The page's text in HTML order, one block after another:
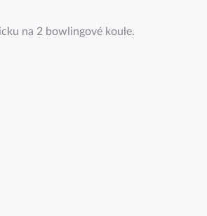
na 2 bowlingové koule.